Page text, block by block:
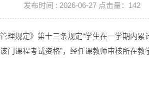
发布时间 : 2026-06-27 点击量： 142
理规定》第十三条规定“学生在一学期内
门课程考试资格”，经任课教师审核所在教